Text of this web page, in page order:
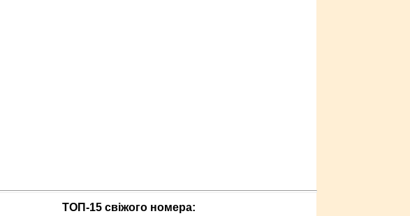
ТОП-15 свіжого номера: